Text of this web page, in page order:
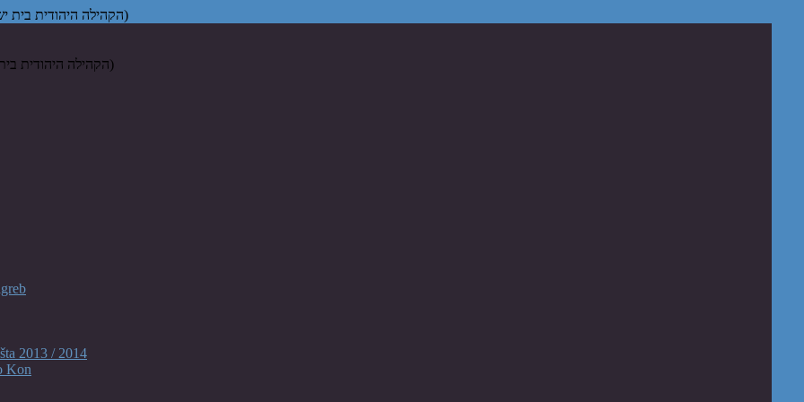
Židovska vjerska zajednica "Bet Israel" u Zagrebu (הקהילה היהודית בית ישראל בקרואטיה)
2013 / 2014
Kon